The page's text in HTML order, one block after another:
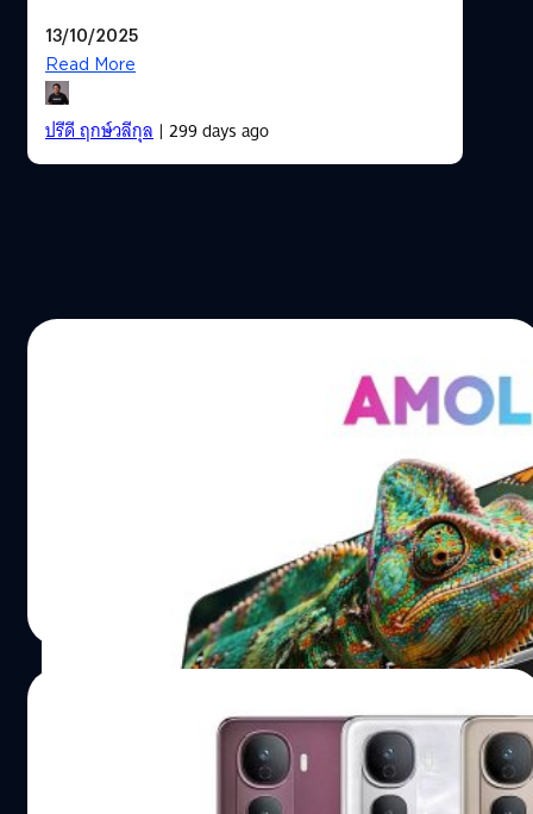
13/10/2025
Read More
ปรีดี ฤกษ์วลีกุล| 299 days ago
Lava เปิดตัว Blaze AMOLED 2 : บอดี้บาง 7.5
มม., กล้อง Sony 50 ล้านพิกเซล, ราคาเพียง
Lava Blaze AMOLED 2 นั้น มาพร้อมการออกแบบที่เรียกว่า
Linea Design, ตัวเครื่องบาง 7.55 มม., ชิป Dimensity 7060
| 362 days ago
vivo เปิดตัว Y400 Pro : จอ AMOLED สว่าง
สุด ๆ, กล้อง 50 ล้านพิกเซล, ชาร์จไฟเร็ว 90